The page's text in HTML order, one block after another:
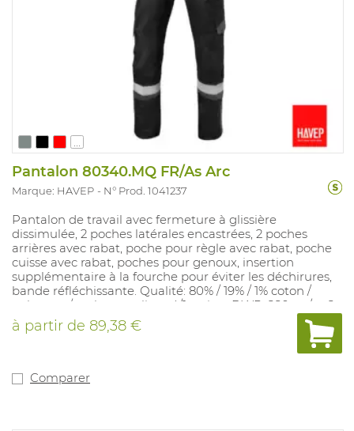
Pantalon 80340.MQ FR/As Arc
Marque: HAVEP N° Prod. 1041237
Pantalon de travail avec fermeture à glissière
dissimulée, 2 poches latérales encastrées, 2 poches
arrières avec rabat, poche pour règle avec rabat, poche
cuisse avec rabat, poches pour genoux, insertion
supplémentaire à la fourche pour éviter les déchirures,
bande réfléchissante. Qualité: 80% / 19% / 1% coton /
polyester / carbone, reliure 4/1 satin + DWR, 280 gr / m2.
Tailles disponibles: 44-66, longueurs 14-57 et tailles de
ventre 24-29. Couleurs disponibles: noir / gris, bleu maïs
à partir de 89,38 €
Comparer